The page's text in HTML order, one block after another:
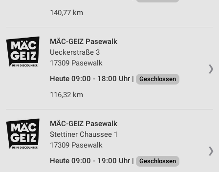
140,77 km
❯
MÄC-GEIZ Pasewalk
Ueckerstraße 3
17309 Pasewalk
Heute 09:00 - 18:00 Uhr |
Geschlossen
116,32 km
❯
MÄC-GEIZ Pasewalk
Stettiner Chaussee 1
17309 Pasewalk
Heute 09:00 - 19:00 Uhr |
Geschlossen
Speichern von oder Zugriff auf Informationen
auf einem Endgerät
Werbeanzeigen
Erstellung von Profilen für personalisierte
Werbung
personalisierter Werbung
von Inhalten
Verwendung von Profilen zur Auswahl